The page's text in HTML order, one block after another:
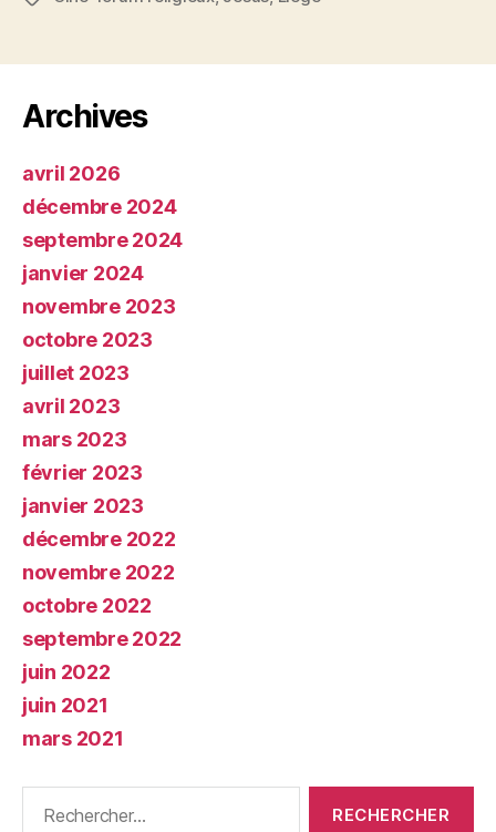
Archives
avril 2026
décembre 2024
septembre 2024
janvier 2024
novembre 2023
octobre 2023
juillet 2023
avril 2023
mars 2023
février 2023
janvier 2023
décembre 2022
novembre 2022
octobre 2022
septembre 2022
juin 2022
juin 2021
mars 2021